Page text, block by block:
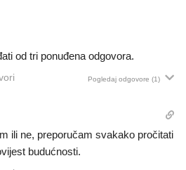
od tri ponuđena odgovora.
Pogledaj odgovore (1)
ili ne, preporučam svakako pročitati
budućnosti.